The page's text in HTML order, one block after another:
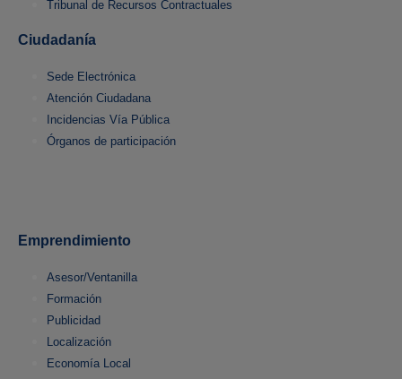
Tribunal de Recursos Contractuales
Ciudadanía
Sede Electrónica
Atención Ciudadana
Incidencias Vía Pública
Órganos de participación
Emprendimiento
Asesor/Ventanilla
Formación
Publicidad
Localización
Economía Local